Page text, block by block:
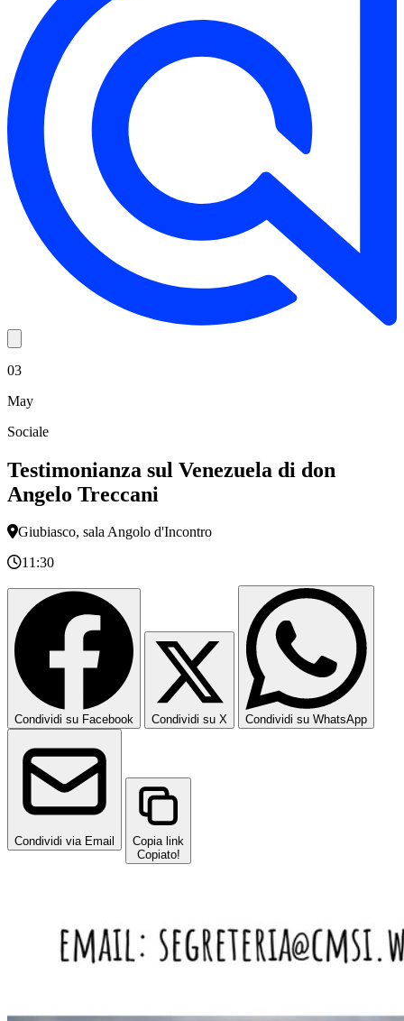
03
May
Sociale
Testimonianza sul Venezuela di don
Angelo Treccani
Giubiasco, sala Angolo d'Incontro
11:30
Condividi su Facebook Condividi su X Condividi su WhatsApp
Condividi via Email
Copia link
Copiato!